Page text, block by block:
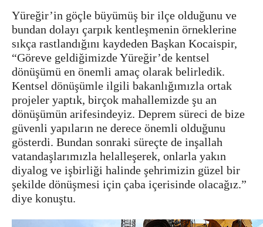
Yüreğir’in göçle büyümüş bir ilçe olduğunu ve
bundan dolayı çarpık kentleşmenin örneklerine
sıkça rastlandığını kaydeden Başkan Kocaispir,
“Göreve geldiğimizde Yüreğir’de kentsel
dönüşümü en önemli amaç olarak belirledik.
Kentsel dönüşümle ilgili bakanlığımızla ortak
projeler yaptık, birçok mahallemizde şu an
dönüşümün arifesindeyiz. Deprem süreci de bize
güvenli yapıların ne derece önemli olduğunu
gösterdi. Bundan sonraki süreçte de inşallah
vatandaşlarımızla helalleşerek, onlarla yakın
diyalog ve işbirliği halinde şehrimizin güzel bir
şekilde dönüşmesi için çaba içerisinde olacağız.”
diye konuştu.